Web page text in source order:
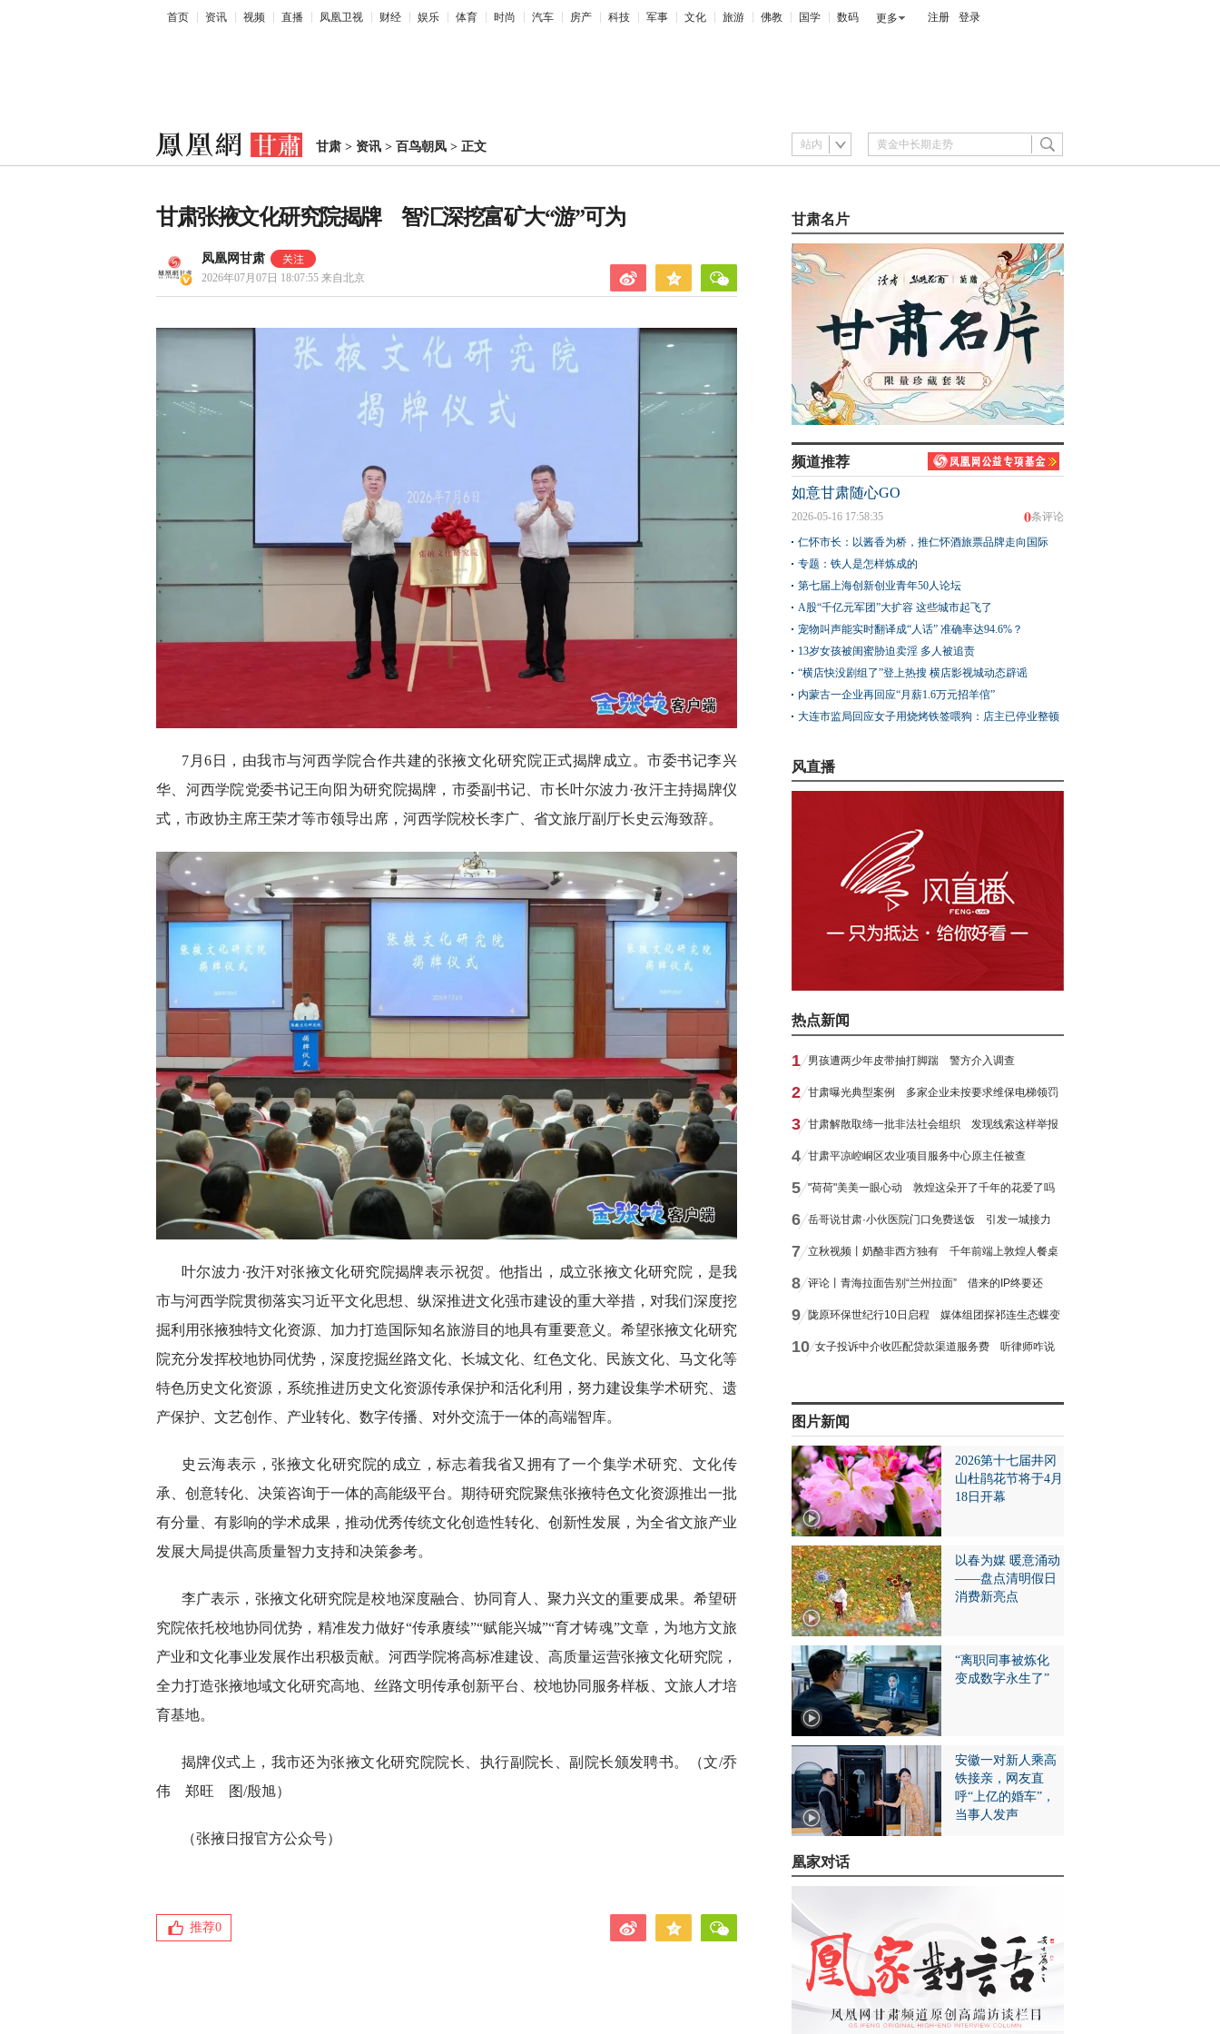
首页 资讯 视频 直播 凤凰卫视 财经 娱乐 体育 时尚 汽车 房产 科技 军事 文化 旅游 佛教 国学 数码 更多 注册 登录
甘肃 > 资讯 > 百鸟朝凤 > 正文 站内
甘肃张掖文化研究院揭牌 智汇深挖富矿大“游”可为
凤凰网甘肃
2026年07月07日 18:07:55 来自北京
7月6日，由我市与河西学院合作共建的张掖文化研究院正式揭牌成立。市委书记李兴
华、河西学院党委书记王向阳为研究院揭牌，市委副书记、市长叶尔波力·孜汗主持揭牌仪
式，市政协主席王荣才等市领导出席，河西学院校长李广、省文旅厅副厅长史云海致辞。
叶尔波力·孜汗对张掖文化研究院揭牌表示祝贺。他指出，成立张掖文化研究院，是我
市与河西学院贯彻落实习近平文化思想、纵深推进文化强市建设的重大举措，对我们深度挖
掘利用张掖独特文化资源、加力打造国际知名旅游目的地具有重要意义。希望张掖文化研究
院充分发挥校地协同优势，深度挖掘丝路文化、长城文化、红色文化、民族文化、马文化等
特色历史文化资源，系统推进历史文化资源传承保护和活化利用，努力建设集学术研究、遗
产保护、文艺创作、产业转化、数字传播、对外交流于一体的高端智库。
史云海表示，张掖文化研究院的成立，标志着我省又拥有了一个集学术研究、文化传
承、创意转化、决策咨询于一体的高能级平台。期待研究院聚焦张掖特色文化资源推出一批
有分量、有影响的学术成果，推动优秀传统文化创造性转化、创新性发展，为全省文旅产业
发展大局提供高质量智力支持和决策参考。
李广表示，张掖文化研究院是校地深度融合、协同育人、聚力兴文的重要成果。希望研
究院依托校地协同优势，精准发力做好“传承赓续”“赋能兴城”“育才铸魂”文章，为地方文旅
产业和文化事业发展作出积极贡献。河西学院将高标准建设、高质量运营张掖文化研究院，
全力打造张掖地域文化研究高地、丝路文明传承创新平台、校地协同服务样板、文旅人才培
育基地。
揭牌仪式上，我市还为张掖文化研究院院长、执行副院长、副院长颁发聘书。（文/乔
伟 郑旺 图/殷旭）
（张掖日报官方公众号）
推荐0
甘肃名片
频道推荐
如意甘肃随心GO
0条评论
2026-05-16 17:58:35
仁怀市长：以酱香为桥，推仁怀酒旅票品牌走向国际
专题：铁人是怎样炼成的
第七届上海创新创业青年50人论坛
A股“千亿元军团”大扩容 这些城市起飞了
宠物叫声能实时翻译成“人话” 准确率达94.6%？
13岁女孩被闺蜜胁迫卖淫 多人被追责
“横店快没剧组了”登上热搜 横店影视城动态辟谣
内蒙古一企业再回应“月薪1.6万元招羊倌”
大连市监局回应女子用烧烤铁签喂狗：店主已停业整顿
风直播
热点新闻
1 男孩遭两少年皮带抽打脚踹 警方介入调查
2 甘肃曝光典型案例 多家企业未按要求维保电梯领罚
3 甘肃解散取缔一批非法社会组织 发现线索这样举报
4 甘肃平凉崆峒区农业项目服务中心原主任被查
5 "荷荷"美美一眼心动 敦煌这朵开了千年的花爱了吗
6 岳哥说甘肃·小伙医院门口免费送饭 引发一城接力
7 立秋视频丨奶酪非西方独有 千年前端上敦煌人餐桌
8 评论丨青海拉面告别“兰州拉面” 借来的IP终要还
9 陇原环保世纪行10日启程 媒体组团探祁连生态蝶变
10 女子投诉中介收匹配贷款渠道服务费 听律师咋说
图片新闻
2026第十七届井冈
山杜鹃花节将于4月
18日开幕
以春为媒 暖意涌动
——盘点清明假日
消费新亮点
“离职同事被炼化
变成数字永生了”
安徽一对新人乘高
铁接亲，网友直
呼“上亿的婚车”，
当事人发声
凰家对话